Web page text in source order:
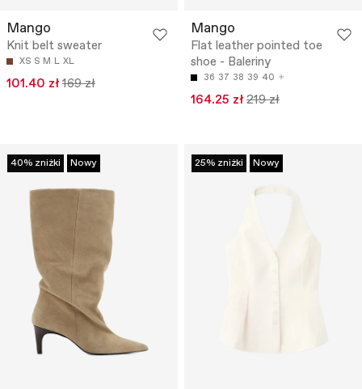
Mango
Knit belt sweater
XS S M L XL
101.40 zł 169 zł
Mango
Flat leather pointed toe
shoe - Baleriny
36 37 38 39 40
164.25 zł 219 zł
40% zniżki Nowy 25% zniżki Nowy